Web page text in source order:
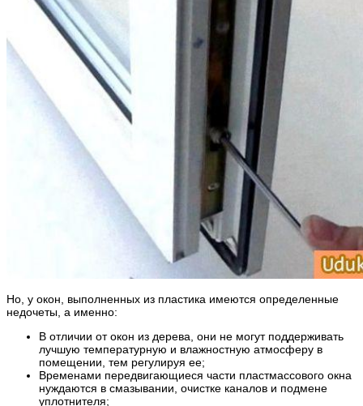
Но, у окон, выполненных из пластика имеются определенные
недочеты, а именно:
В отличии от окон из дерева, они не могут поддерживать
лучшую температурную и влажностную атмосферу в
помещении, тем регулируя ее;
Временами передвигающиеся части пластмассового окна
нуждаются в смазывании, очистке каналов и подмене
уплотнителя;